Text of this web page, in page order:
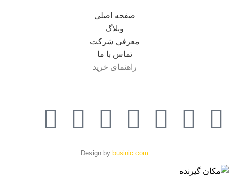
صفحه اصلی
وبلاگ
معرفی شرکت
تماس با ما
راهنمای خرید
Design by businic.com